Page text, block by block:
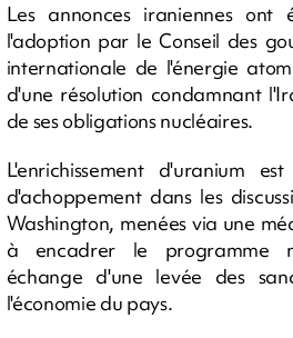
Les annonces iraniennes
l'adoption par le Conseil des
internationale de l'énergie
d'une résolution condamnant
de ses obligations nucléaires.
L'enrichissement d'uranium
d'achoppement dans les
Washington, menées via une
à encadrer le programme
échange d'une levée des
l'économie du pays.